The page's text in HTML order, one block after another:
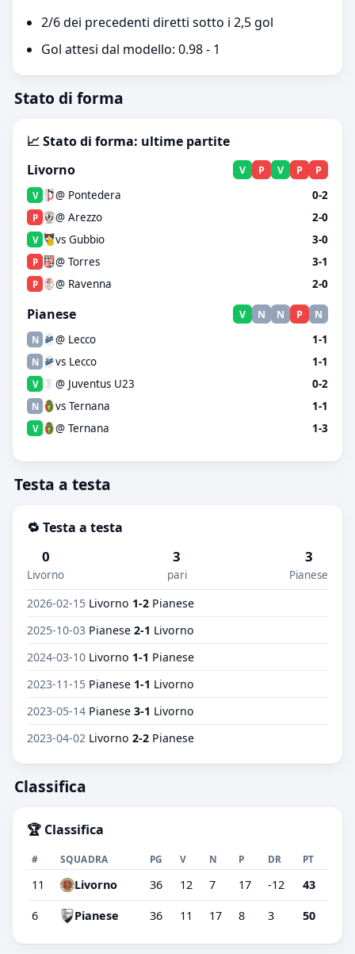
2/6 dei precedenti diretti sotto i 2,5 gol
Gol attesi dal modello: 0.98 - 1
Stato di forma
📈 Stato di forma: ultime partite
Livorno
V P V P P
V @ Pontedera 0-2
P @ Arezzo 2-0
V vs Gubbio 3-0
P @ Torres 3-1
P @ Ravenna 2-0
Pianese V N N P N
N @ Lecco 1-1
N vs Lecco 1-1
V @ Juventus U23 0-2
N vs Ternana 1-1
V @ Ternana 1-3
Testa a testa
🔁 Testa a testa
0
Livorno
3
pari
3
Pianese
2026-02-15 Livorno 1-2 Pianese
2025-10-03 Pianese 2-1 Livorno
2024-03-10 Livorno 1-1 Pianese
2023-11-15 Pianese 1-1 Livorno
2023-05-14 Pianese 3-1 Livorno
2023-04-02 Livorno 2-2 Pianese
Classifica
🏆 Classifica
# SQUADRA PG V N P DR PT
11 Livorno 36 12 7 17 -12 43
6 Pianese 36 11 17 8 3 50